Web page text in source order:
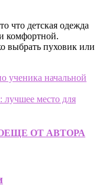
что детская одежда
комфортной.
выбрать пуховик или
ученика начальной
лучшее место для
ЕЩЕ ОТ АВТОРА